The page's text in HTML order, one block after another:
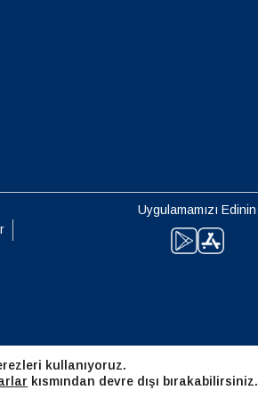
Uygulamamızı Edinin
繁體中文
GBP - İngiliz Sterlini
NZD - Yeni Zelanda Doları
kullanıyoruz.
kısmından devre dışı bırakabilirsiniz.